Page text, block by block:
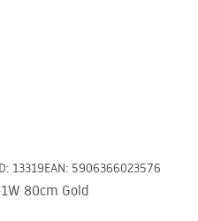
: 13319EAN: 5906366023576
80cm Gold